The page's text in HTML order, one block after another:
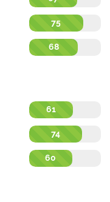
75
68
61
74
60